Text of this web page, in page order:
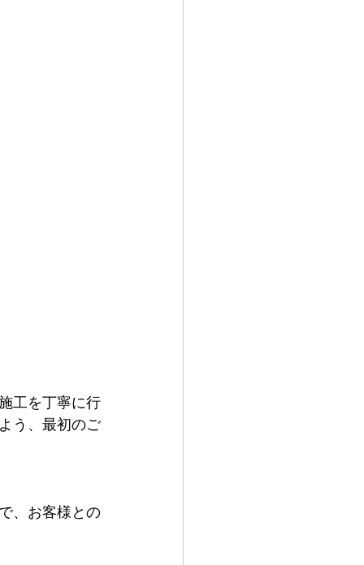
工を丁寧に行
う、最初のご
、お客様との